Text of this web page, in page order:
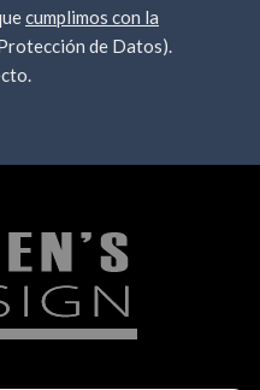
cumplimos con la
de Datos).